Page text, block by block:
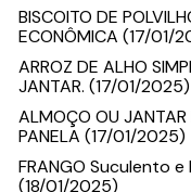
BISCOITO DE
ECONÔMICA (17/01/
ARROZ DE ALHO
JANTAR. (17/01/2025)
ALMOÇO OU JANTAR
PANELA (17/01/2025)
FRANGO Suculento
(18/01/2025)